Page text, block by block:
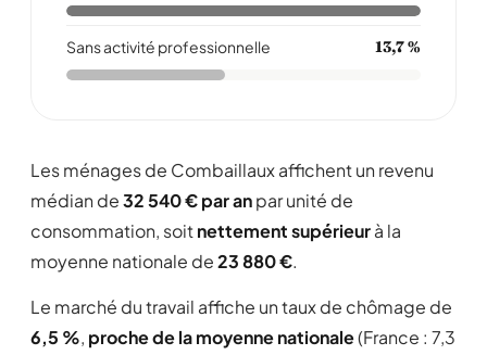
Sans activité professionnelle 13,7 %
Les ménages de Combaillaux affichent un revenu
médian de32 540 € par anpar unité de
consommation, soitnettement supérieurà la
moyenne nationale de23 880 €.
Le marché du travail affiche un taux de chômage de
6,5 %, proche de la moyenne nationale(France : 7,3